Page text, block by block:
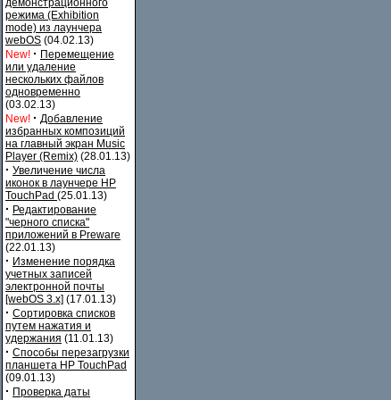
демонстрационного
режима (Exhibition
mode) из лаунчера
webOS (04.02.13)
New! · Перемещение
или удаление
нескольких файлов
одновременно
(03.02.13)
New! · Добавление
избранных композиций
на главный экран Music
Player (Remix) (28.01.13)
· Увеличение числа
иконок в лаунчере HP
TouchPad (25.01.13)
· Редактирование
"черного списка"
приложений в Preware
(22.01.13)
· Изменение порядка
учетных записей
электронной почты
[webOS 3.x] (17.01.13)
· Сортировка списков
путем нажатия и
удержания (11.01.13)
· Способы перезагрузки
планшета HP TouchPad
(09.01.13)
· Проверка даты